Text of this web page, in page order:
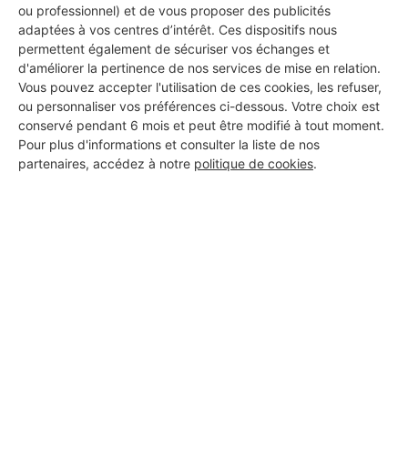
ou professionnel) et de vous proposer des publicités
adaptées à vos centres d’intérêt. Ces dispositifs nous
permettent également de sécuriser vos échanges et
d'améliorer la pertinence de nos services de mise en relation.
Vous pouvez accepter l'utilisation de ces cookies, les refuser,
ou personnaliser vos préférences ci-dessous. Votre choix est
conservé pendant 6 mois et peut être modifié à tout moment.
Pour plus d'informations et consulter la liste de nos
partenaires, accédez à notre politique de cookies.
DEMANDER UN DEVIS